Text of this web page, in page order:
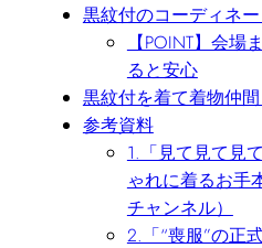
黒紋付のコーディネー
【POINT】会
ると安心
黒紋付を着て着物仲
参考資料
1.「見て見て見
ゃれに着るお手
チャンネル）
2.「“喪服”の正